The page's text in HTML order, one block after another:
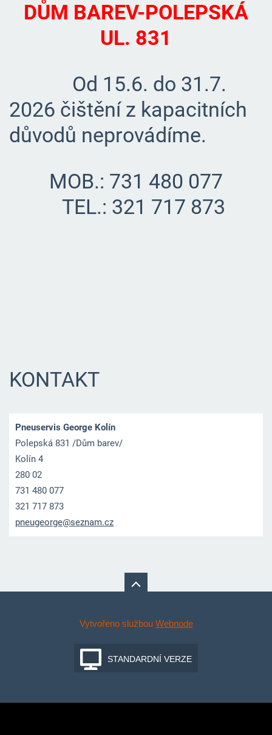
DŮM BAREV-POLEPSKÁ
UL. 831
Od 15.6. do 31.7.
2026 čištění z kapacitních
důvodů neprovádíme.
MOB.: 731 480 077
TEL.: 321 717 873
KONTAKT
Pneuservis George Kolín
Polepská 831 /Dům barev/
Kolín 4
280 02
731 480 077
321 717 873
pneugeorge@seznam.cz
Vytvořeno službou Webnode
STANDARDNÍ VERZE